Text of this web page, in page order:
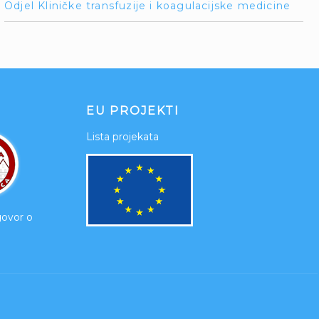
Odjel Kliničke transfuzije i koagulacijske medicine
o
EU PROJEKTI
Lista projekata